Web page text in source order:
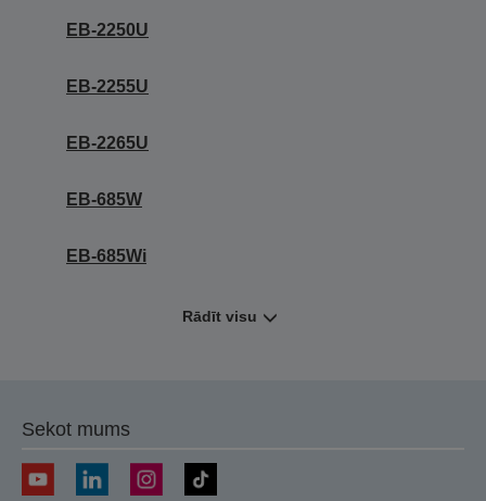
EB-2250U
EB-2255U
EB-2265U
EB-685W
EB-685Wi
Rādīt visu
Sekot mums